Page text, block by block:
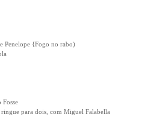
Penelope {Fogo no rabo)
Fosse
para dois, com Miguel Falabella